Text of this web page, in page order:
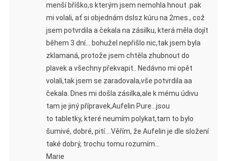
menší bříško,s kterým jsem nemohla hnout .pak
mi volali, ať si objednám dslsz kúru na 2mes., což
jsem potvrdila a čekala na zásilku, která měla dojít
během 3 dní… bohužel nepřišlo nic,tak jsem byla
zklamaná, protože jsem chtěla zhubnout do
plavek a všechny překvapit.. Nedávno mi opět
volali,tak jsem se zaradovala,vše potvrdila aa
čekala. Dnes mi došla zásilka,ale k mému údivu
tam je jiný přípravek,Aufelin Pure…jsou
to tabletky, které neumím polykat,tam to bylo
šumivé, dobré, pití….Věřím, že Aufelin je dle složení
také dobrý, trochu tomu rozumím…
Marie